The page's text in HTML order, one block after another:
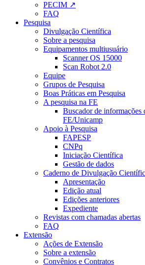
PECIM ↗
FAQ
Pesquisa
Divulgação Científica
Sobre a pesquisa
Equipamentos multiusuário
Scanner OS 15000
Scan Robot 2.0
Equipe
Grupos de Pesquisa
Boas Práticas em Pesquisa
A pesquisa na FE
Buscador de informações
FE/Unicamp
Apoio à Pesquisa
FAPESP
CNPq
Iniciação Científica
Gestão de dados
Caderno de Divulgação
Apresentação
Edição atual
Edições anteriores
Expediente
Revistas com chamadas abertas
FAQ
Extensão
Ações de Extensão
Sobre a extensão
Convênios e Contratos